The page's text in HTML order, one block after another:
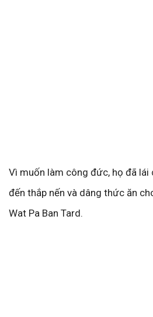
Vì muốn làm công đức, họ đã lái
đến thắp nến và dâng thức ăn
Wat Pa Ban Tard.